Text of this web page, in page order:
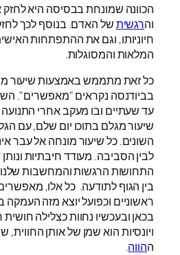
הכוונה שמונחת בבסיסה היא
והרגשיתשל האדם. בנוסף לכך
חיוניותו, וגם את ההתפתחות
המלאות והמסוגלות.
כל זאת מתממש באמצעות שיעור
בביודנסה נקראים "מאפשרים".
עד שעתיים ובו מעקב אחרי
שיעור מגלם בתוכו יום שלם, עם
השונים. כל שיעור מונחה אל עבר
לבין הסביבה. מעודד חיבתיות
התחושות הרגשות והמחשבות שלנו
בין הגוף לתודעה. כל אלו,
ראשוניים וכפועל יוצא מזה
בכאן ובעכשיו נחוות כצלילה חושית
ויונסיות הוא שמן של אותן החווית,
ההווה.